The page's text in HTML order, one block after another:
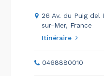
26 Av. du Puig del
sur-Mer, France
Itinéraire
0468880010